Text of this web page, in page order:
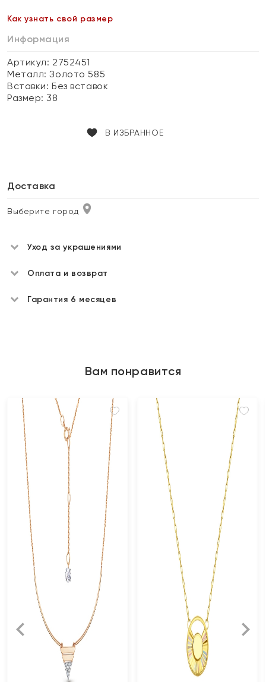
Как узнать свой размер
Информация
Артикул: 2752451
Металл:Золото 585
Вставки:Без вставок
Размер: 38
В ИЗБРАННОЕ
Доставка
Выберите город
Уход за украшениями
Оплата и возврат
Гарантия 6 месяцев
Вам понравится